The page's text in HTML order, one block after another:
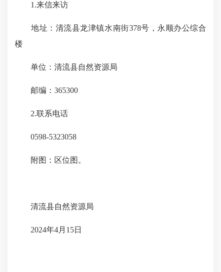
1.来信来访
地址：清流县龙津镇水南街378号，永顺办公综合
楼
单位：清流县自然资源局
邮编：365300
2.联系电话
0598-5323058
附图：区位图。
清流县自然资源局
2024年4月15日